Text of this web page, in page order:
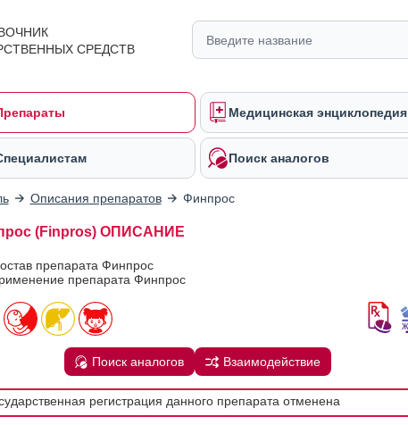
СРЕДСТВ
Медицинская энциклопедия
Поиск аналогов
Описания препаратов Финпрос
(Finpros) ОПИСАНИЕ
препарата Финпрос
препарата Финпрос
Поиск аналогов Взаимодействие
регистрация данного препарата отменена